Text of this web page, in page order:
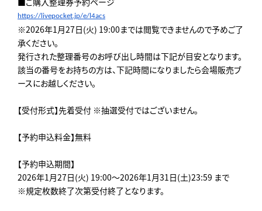
https://livepocket.jp/e/ l4acs
※2026年1月27日(火) 19:00までは閲覧できませんので予めご了
承ください。
発行された整理番号のお呼び出し時間は下記が目安となります。
該当の番号をお持ちの方は、下記時間になりましたら会場販売ブ
ースにお越しください。
【受付形式】先着受付 ※抽選受付ではございません。
【予約申込料金】無料
【予約申込期間】
2026年1月27日(火) 19:00～2026年1月31日(土)23:59 まで
※規定枚数終了次第受付終了となります。